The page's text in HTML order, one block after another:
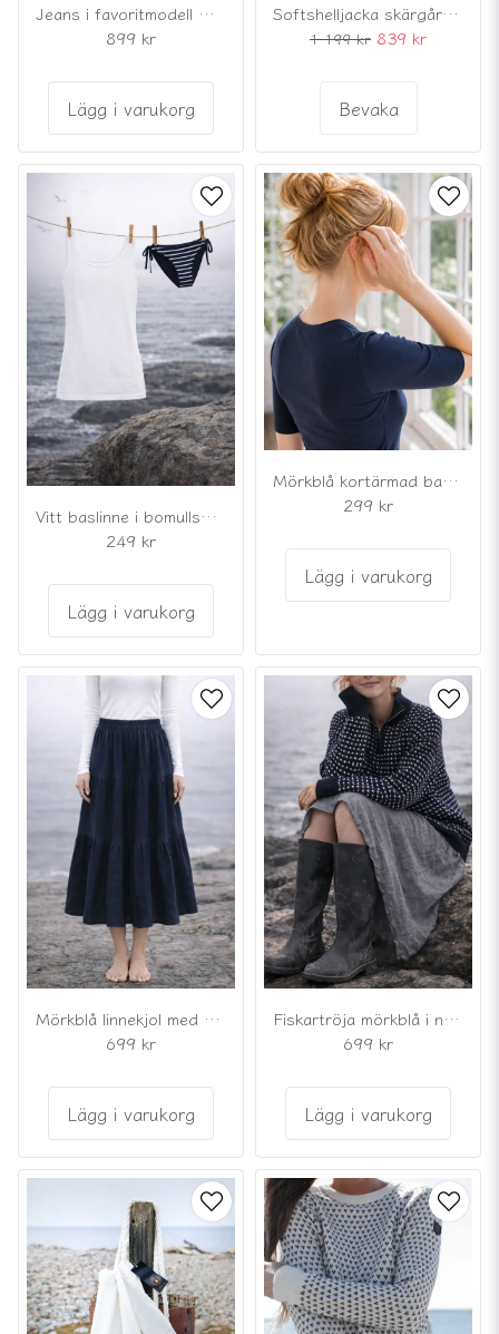
Jeans i favoritmodell mörkblå med knappar
899 kr
Lägg i varukorg
Softshelljacka skärgård – mörkblå
1 199 kr 839 kr
Bevaka
Vitt baslinne i bomullsmodal
249 kr
Lägg i varukorg
Mörkblå kortärmad baströja i bomullsmodal
299 kr
Lägg i varukorg
Mörkblå linnekjol med volanger
699 kr
Lägg i varukorg
Fiskartröja mörkblå i nordisk lusekoftestil
699 kr
Lägg i varukorg